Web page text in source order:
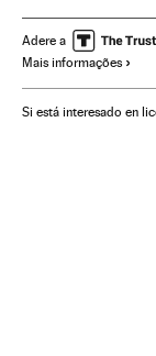
Quarentena
Comunidade de
Adere a
Mais informações
Si está interesado en